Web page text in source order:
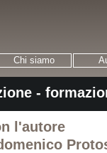
Chi siamo
-
l'autore